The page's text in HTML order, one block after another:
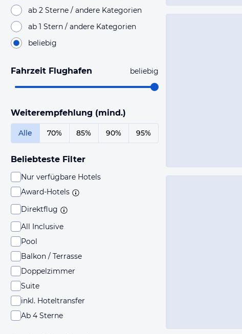
ab 2 Sterne / andere Kategorien
ab 1 Stern / andere Kategorien
beliebig
Fahrzeit Flughafen beliebig
Weiterempfehlung (mind.)
Alle 70% 85% 90% 95%
Beliebteste Filter
Nur verfügbare Hotels
Award-Hotels
Direktflug
All Inclusive
Pool
Balkon / Terrasse
Doppelzimmer
Suite
inkl. Hoteltransfer
Ab 4 Sterne